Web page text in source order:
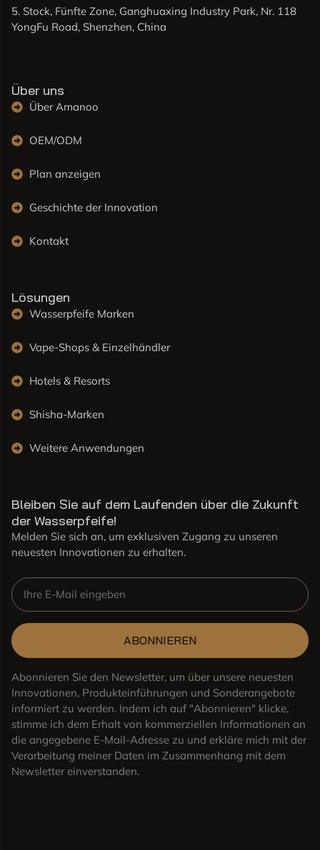
5. Stock, Fünfte Zone, Ganghuaxing Industry Park, Nr. 118
YongFu Road, Shenzhen, China
Über uns
Über Amanoo
OEM/ODM
Plan anzeigen
Geschichte der Innovation
Kontakt
Lösungen
Wasserpfeife Marken
Vape-Shops & Einzelhändler
Hotels & Resorts
Shisha-Marken
Weitere Anwendungen
Bleiben Sie auf dem Laufenden über die Zukunft
der Wasserpfeife!
Melden Sie sich an, um exklusiven Zugang zu unseren
neuesten Innovationen zu erhalten.
ABONNIEREN
Abonnieren Sie den Newsletter, um über unsere neuesten
Innovationen, Produkteinführungen und Sonderangebote
informiert zu werden. Indem ich auf "Abonnieren" klicke,
stimme ich dem Erhalt von kommerziellen Informationen an
die angegebene E-Mail-Adresse zu und erkläre mich mit der
Verarbeitung meiner Daten im Zusammenhang mit dem
Newsletter einverstanden.